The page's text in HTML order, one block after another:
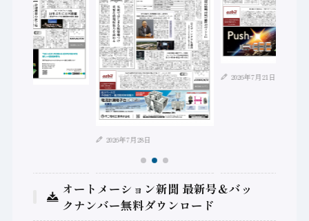
2026年7月28日
2026年7月21日
オートメーション新聞 最新号＆バッ
クナンバー無料ダウンロード